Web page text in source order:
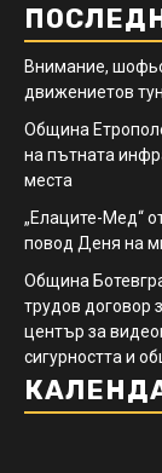
Внимание,
движениетов
Община
на пътната
места
„Елаците-Мед“
повод Деня на
Община
трудов договор
център за
сигурността и